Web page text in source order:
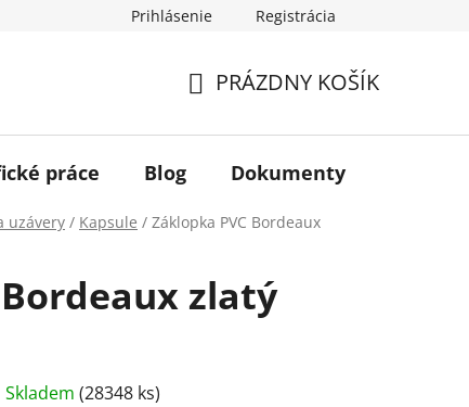
Prihlásenie Registrácia
KOŠÍK
PRÁZDNY KOŠÍK
práce Blog Dokumenty
uzávery / Kapsule / Záklopka PVC Bordeaux
zlatý
Skladem (28348 ks)